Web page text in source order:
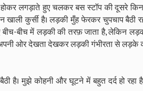
लगड़ाते हुए चलकर बस स्टॉप की दूसरे
कुर्सी है। लड़की मुँह फेरकर चुपचाप बैठी
बीच में लड़की की तरफ़ जाता है, लेकिन
ओर देखता देखकर लड़की गंभीरता से लड़के
है। मुझे कोहनी और घूटने में बहुत दर्द हो रहा